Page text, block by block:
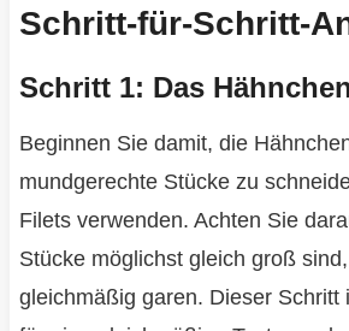
Schritt-für-Schritt-
Schritt 1: Das
Beginnen Sie damit, die
mundgerechte Stücke zu
Filets verwenden. Achten Sie
Stücke möglichst gleich groß
gleichmäßig garen. Dieser Schritt